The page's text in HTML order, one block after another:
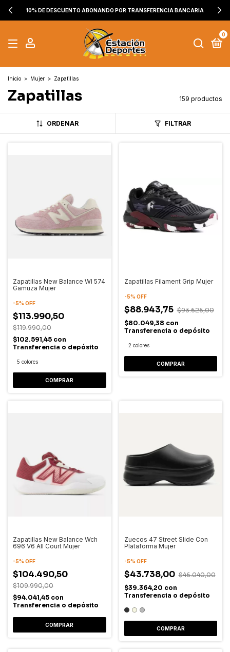
10% DE DESCUENTO ABONANDO POR TRANSFERENCIA BANCARIA
0
Inicio > Mujer > Zapatillas
Zapatillas 159 productos
ORDENAR FILTRAR
Zapatillas New Balance Wl 574
Gamuza Mujer
-5% OFF
$113.990,50
$119.990,00
$102.591,45 con
Transferencia o depósito
5 colores
COMPRAR
Zapatillas Filament Grip Mujer
-5% OFF
$88.943,75 $93.625,00
$80.049,38 con
Transferencia o depósito
2 colores
COMPRAR
Zapatillas New Balance Wch
696 V6 All Court Mujer
-5% OFF
$104.490,50
$109.990,00
$94.041,45 con
Transferencia o depósito
COMPRAR
Zuecos 47 Street Slide Con
Plataforma Mujer
-5% OFF
$43.738,00 $46.040,00
$39.364,20 con
Transferencia o depósito
COMPRAR